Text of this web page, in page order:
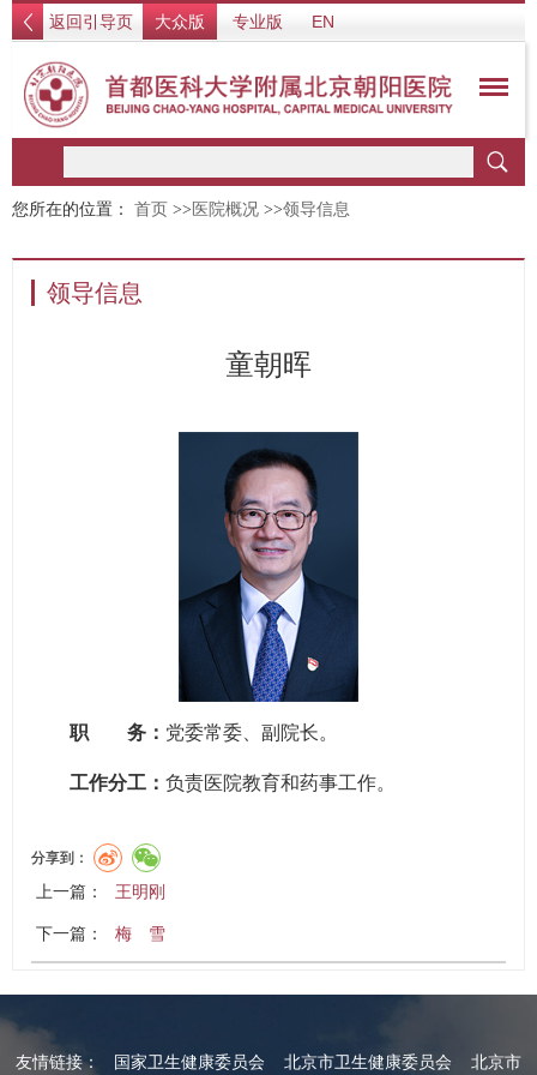
返回引导页 大众版 专业版 EN
您所在的位置： 首页 >> 医院概况 >>领导信息
领导信息
童朝晖
职 务： 党委常委、副院长。
工作分工： 负责医院教育和药事工作。
分享到：
上一篇： 王明刚
下一篇： 梅 雪
友情链接： 国家卫生健康委员会 北京市卫生健康委员会 北京市